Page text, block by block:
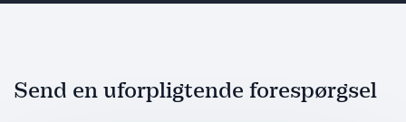
Send en uforpligtende forespørgsel